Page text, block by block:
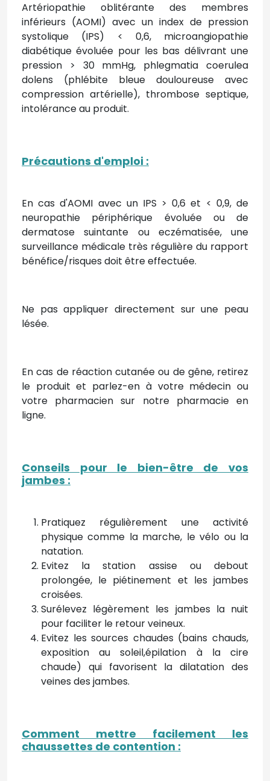
Artériopathie oblitérante des membres
inférieurs (AOMI) avec un index de pression
systolique (IPS) < 0,6, microangiopathie
diabétique évoluée pour les bas délivrant une
pression > 30 mmHg, phlegmatia coerulea
dolens (phlébite bleue douloureuse avec
compression artérielle), thrombose septique,
intolérance au produit.
Précautions d'emploi :
En cas d'AOMI avec un IPS > 0,6 et < 0,9, de
neuropathie périphérique évoluée ou de
dermatose suintante ou eczématisée, une
surveillance médicale très régulière du rapport
bénéfice/risques doit être effectuée.
Ne pas appliquer directement sur une peau
lésée.
En cas de réaction cutanée ou de gêne, retirez
le produit et parlez-en à votre médecin ou
votre pharmacien sur notre pharmacie en
ligne.
Conseils pour le bien-être de vos
jambes :
Pratiquez régulièrement une activité
physique comme la marche, le vélo ou la
natation.
Evitez la station assise ou debout
prolongée, le piétinement et les jambes
croisées.
Surélevez légèrement les jambes la nuit
pour faciliter le retour veineux.
Evitez les sources chaudes (bains chauds,
exposition au soleil,épilation à la cire
chaude) qui favorisent la dilatation des
veines des jambes.
Comment mettre facilement les
chaussettes de contention :